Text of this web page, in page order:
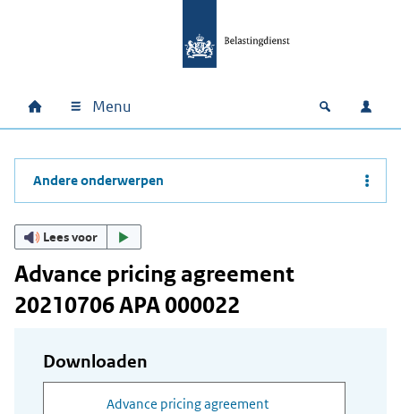
Hoofdnavigatie
Home Menu Open
Andere onderwerpen
Lees voor
Advance pricing agreement
20210706 APA 000022
Downloaden
Advance pricing agreement